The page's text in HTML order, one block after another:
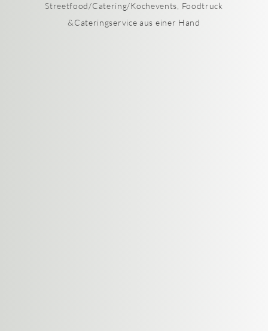
Streetfood/Catering/Kochevents, Foodtruck
&Cateringservice aus einer Hand